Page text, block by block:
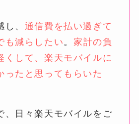
、 通信費を払い過ぎて
も減らしたい 。 家計の負
くして、楽天モバイルに
ったと思ってもらいた
、日々楽天モバイルをご